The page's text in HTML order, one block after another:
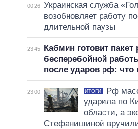
00:26 Украинская служба
возобновляет работу
длительной паузы
23:45
Кабмин готовит
бесперебойной
после ударов рф: что
23:00 ИТОГИ
Рф
ударила по
области, а
Стефанишиной